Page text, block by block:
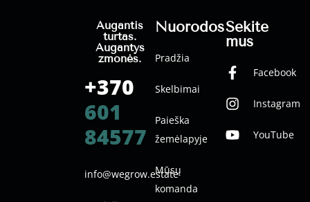
Nuorodos
Pradžia
Skelbimai
Paieška
žemėlapyje
Mūsų
komanda
Sekite
mus
Facebook
Instagram
YouTube
Augantis
turtas.
Augantys
žmonės.
+370
601
84577
info@wegrow.estate